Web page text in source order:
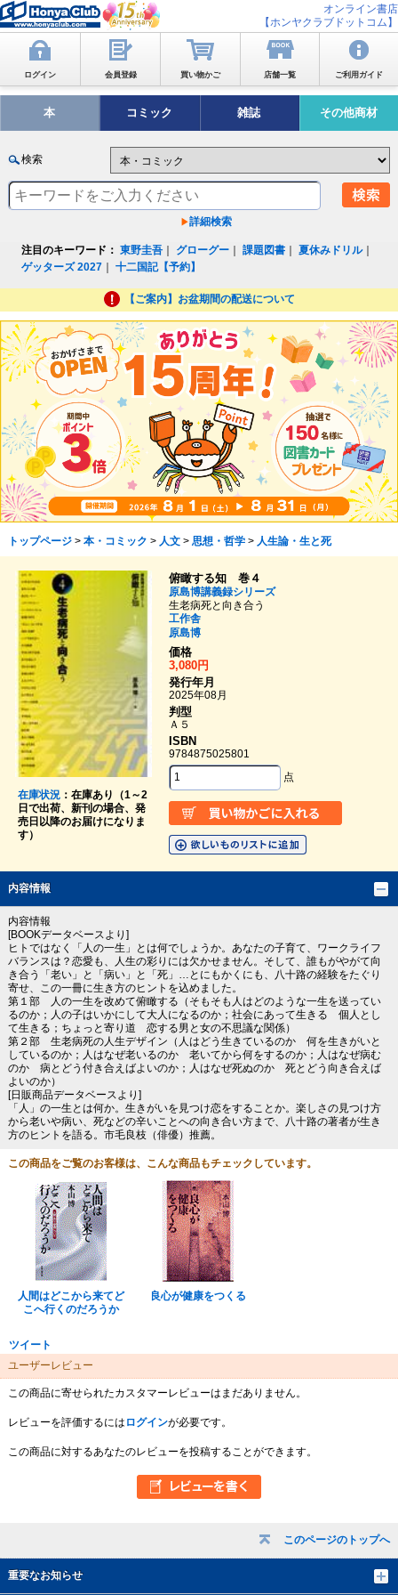
オンライン書店
【ホンヤクラブドットコム】
ログイン 会員登録 買い物かご 店舗一覧 ご利用ガイド
本 コミック 雑誌 その他商材
検索
詳細検索
注目のキーワード： 東野圭吾 グローグー ｜課題図書 ｜夏休みドリル｜
ゲッターズ 2027 ｜十二国記【予約】
【ご案内】お盆期間の配送について
このページのトップへ
重要なお知らせ
トップページ> 本・コミック > 人文> 思想・哲学> 人生論・生と死
在庫状況：在庫あり（1～2
日で出荷、新刊の場合、発
売日以降のお届けになりま
す）
俯瞰する知 巻４
原島博講義録シリーズ
生老病死と向き合う
工作舎
原島博
価格
3,080円
発行年月
2025年08月
判型
Ａ５
ISBN
9784875025801
点
内容情報
内容情報
[BOOKデータベースより]
ヒトではなく「人の一生」とは何でしょうか。あなたの子育て、ワークライフ
バランスは？恋愛も、人生の彩りには欠かせません。そして、誰もがやがて向
き合う「老い」と「病い」と「死」…とにもかくにも、八十路の経験をたぐり
寄せ、この一冊に生き方のヒントを込めました。
第１部 人の一生を改めて俯瞰する（そもそも人はどのような一生を送ってい
るのか；人の子はいかにして大人になるのか；社会にあって生きる 個人とし
て生きる；ちょっと寄り道 恋する男と女の不思議な関係）
第２部 生老病死の人生デザイン（人はどう生きているのか 何を生きがいと
しているのか；人はなぜ老いるのか 老いてから何をするのか；人はなぜ病む
のか 病とどう付き合えばよいのか；人はなぜ死ぬのか 死とどう向き合えば
よいのか）
[日販商品データベースより]
「人」の一生とは何か。生きがいを見つけ恋をすることか。楽しさの見つけ方
から老いや病い、死などの辛いことへの向き合い方まで、八十路の著者が生き
方のヒントを語る。市毛良枝（俳優）推薦。
この商品をご覧のお客様は、こんな商品もチェックしています。
人間はどこから来てど
こへ行くのだろうか
良心が健康をつくる
ツイート
ユーザーレビュー
この商品に寄せられたカスタマーレビューはまだありません。
レビューを評価するには ログインが必要です。
この商品に対するあなたのレビューを投稿することができます。